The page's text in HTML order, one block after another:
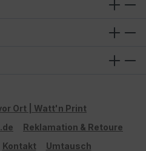
Ort | Watt'n Print
Reklamation & Retoure
Kontakt Umtausch